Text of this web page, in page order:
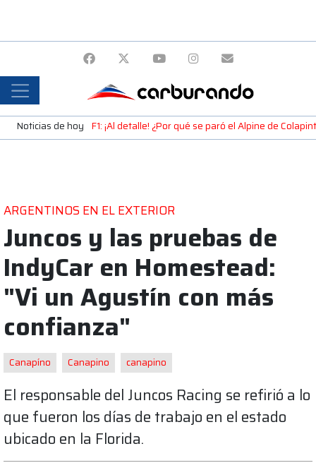
Noticias de hoy F1: ¡Al detalle! ¿Por qué se paró el Alpine de
ARGENTINOS EN EL EXTERIOR
Juncos y las pruebas de
IndyCar en Homestead:
"Vi un Agustín con más
confianza"
Canapíno Canapino canapino
El responsable del Juncos Racing se refirió a lo
que fueron los días de trabajo en el estado
ubicado en la Florida.